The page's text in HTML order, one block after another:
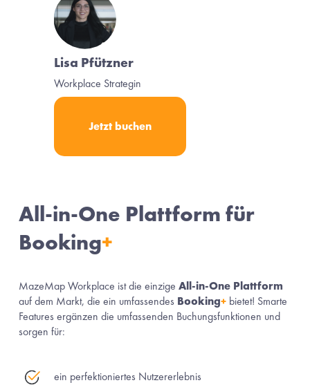
Lisa Pfützner
Workplace Strategin
Jetzt buchen
All-in-One Plattform für
Booking+
MazeMap Workplace ist die einzige All-in-One Plattform
auf dem Markt, die ein umfassendes Booking+ bietet! Smarte
Features ergänzen die umfassenden Buchungsfunktionen und
sorgen für:
ein perfektioniertes Nutzererlebnis